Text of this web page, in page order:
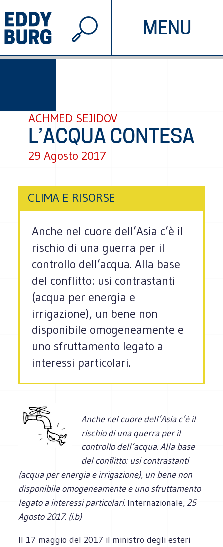
MENU
INIZIATIVE CHI SIAMO
© 2026 EDDYBURG
ACHMED SEJIDOV
L’ACQUA CONTESA
29 Agosto 2017
CLIMA E RISORSE
Anche nel cuore dell’Asia c’è il
rischio di una guerra per il
controllo dell’acqua. Alla base
del conflitto: usi contrastanti
(acqua per energia e
irrigazione), un bene non
disponibile omogeneamente e
uno sfruttamento legato a
interessi particolari.
Anche nel cuore dell’Asia c’è il
rischio di una guerra per il
controllo dell’acqua. Alla base
del conflitto: usi contrastanti
(acqua per energia e irrigazione), un bene non
disponibile omogeneamente e uno sfruttamento
legato a interessi particolari. Internazionale, 25
Agosto 2017. (i.b)
Il 17 maggio del 2017 il ministro degli esteri